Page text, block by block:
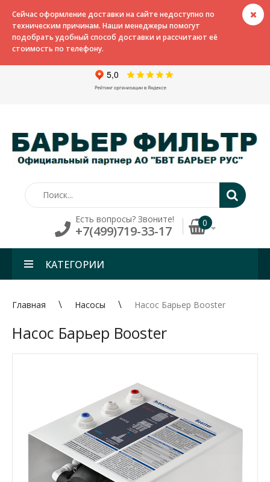
Сейчас оформление доставки на сайте недоступно по
техническим причинам. Наши менеджеры помогут
подобрать удобный способ доставки и рассчитают её
стоимость по телефону.
Есть вопросы? Звоните!
+7(499)719-33-17
0
КАТЕГОРИИ
Главная Насосы Насос Барьер Booster
Насос Барьер Booster